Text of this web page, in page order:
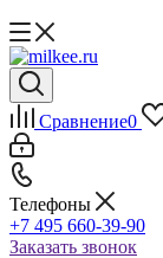
Сравнение0
Телефоны
+7 495 660-39-90
Заказать звонок